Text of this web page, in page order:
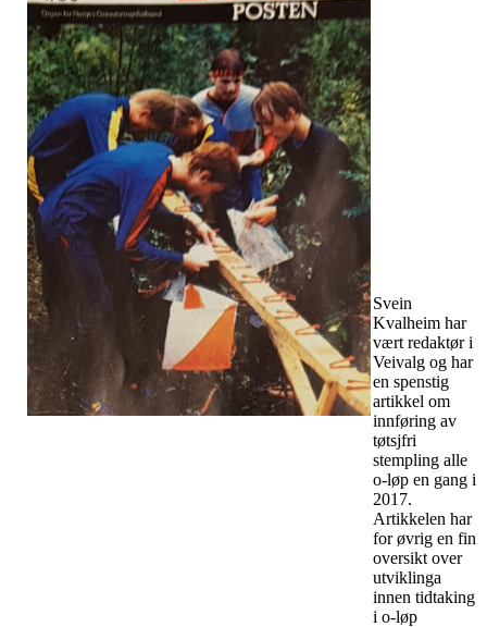
Svein
Kvalheim har
vært redaktør i
Veivalg og har
en spenstig
artikkel om
innføring av
tøtsjfri
stempling alle
o-løp en gang i
2017.
Artikkelen har
for øvrig en fin
oversikt over
utviklinga
innen tidtaking
i o-løp